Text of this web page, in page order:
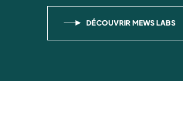
DÉCOUVRIR MEWS LABS